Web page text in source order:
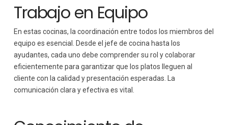
Trabajo en Equipo
En estas cocinas, la coordinación entre todos los miembros del
equipo es esencial. Desde el jefe de cocina hasta los
ayudantes, cada uno debe comprender su rol y colaborar
eficientemente para garantizar que los platos lleguen al
cliente con la calidad y presentación esperadas. La
comunicación clara y efectiva es vital.